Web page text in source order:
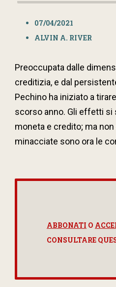
07/04/2021
ALVIN A. RIVER
Preoccupata dalle
creditizia, e dal
Pechino ha iniziato a
scorso anno. Gli effetti si
moneta e credito; ma
minacciate sono ora le
ABBONATI O
CONSULTARE